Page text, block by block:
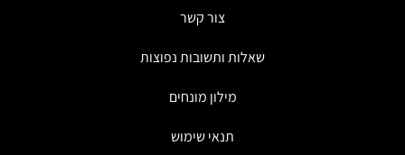
צור קשר
שאלות ותשובות נפוצות
מילון מונחים
תנאי שימוש